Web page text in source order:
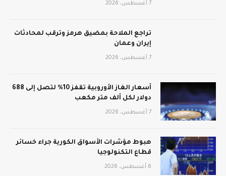
7 أغسطس، 2026
تراجع الملاحة بمضيق هرمز وترقب لمحادثات
إيران وعمان
7 أغسطس، 2026
أسعار الغاز الأوروبية تقفز 10% لتصل إلى 688
دولار لكل ألف متر مكعب
7 أغسطس، 2026
هبوط مؤشرات الأسواق الكورية جراء خسائر
قطاع التكنولوجيا
6 أغسطس، 2026